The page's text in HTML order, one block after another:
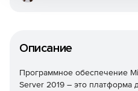
Описание
Программное обеспечение
Server 2019 – это платформа